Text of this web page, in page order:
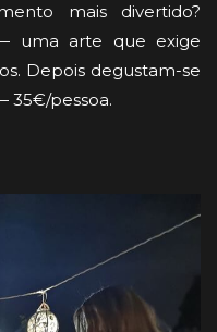
mais divertido?
uma arte que exige
Depois degustam-se
35€/pessoa.